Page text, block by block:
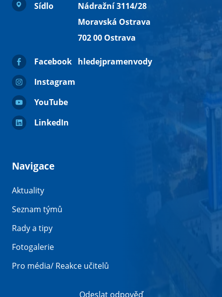
Sídlo
Nádražní 3114/28
Moravská Ostrava
702 00 Ostrava
Facebook
hledejpramenvody
Instagram
YouTube
LinkedIn
Navigace
Aktuality
Seznam týmů
Rady a tipy
Fotogalerie
Pro média/ Reakce učitelů
Odeslat odpověď